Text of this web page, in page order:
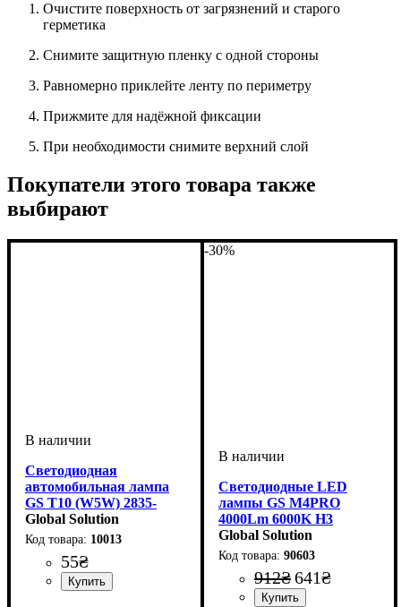
Очистите поверхность от загрязнений и старого
герметика
Снимите защитную пленку с одной стороны
Равномерно приклейте ленту по периметру
Прижмите для надёжной фиксации
При необходимости снимите верхний слой
Покупатели этого товара также
выбирают
Светодиодная
автомобильная лампа
GS T10 (W5W) 2835-
2SMD Premium 12-24V
White
Global Solution
10013
55₴
-30%
Светодиодные LED
лампы GS M4PRO
4000Lm 6000K H3
Global Solution
90603
912₴641₴